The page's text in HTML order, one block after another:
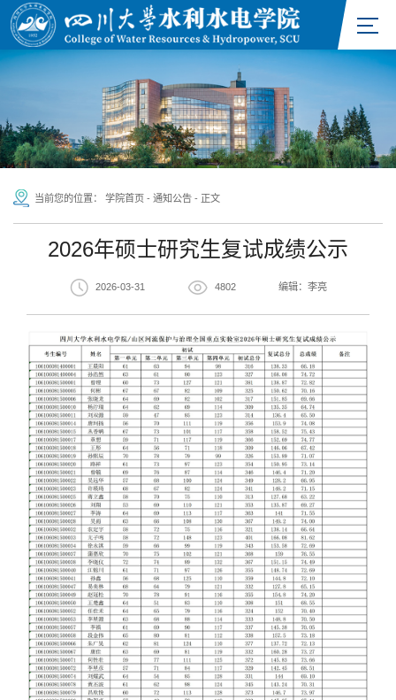
当前您的位置： 学院首页 - 通知公告 - 正文
2026年硕士研究生复试成绩公示
2026-03-31 4802 编辑：李亮